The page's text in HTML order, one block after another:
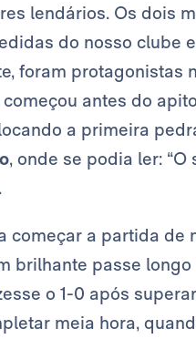
lendários. Os dois
do nosso clube
foram protagonistas
antes do
a primeira
, onde se podia ler:
começar a partida de
brilhante passe longo
o 1-0 após
meia hora,